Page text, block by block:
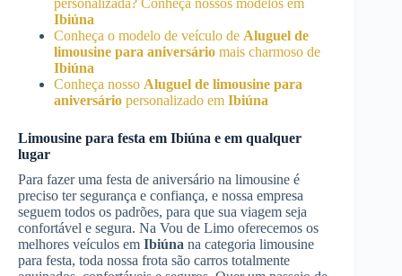
personalizada? Conheça nossos modelos em
Ibiúna
Conheça o modelo de veículo de Aluguel de
limousine para aniversário mais charmoso de
Ibiúna
Conheça nosso Aluguel de limousine para
aniversário personalizado em Ibiúna
Limousine para festa em Ibiúna e em qualquer
lugar
Para fazer uma festa de aniversário na limousine é
preciso ter segurança e confiança, e nossa empresa
seguem todos os padrões, para que sua viagem seja
confortável e segura. Na Vou de Limo oferecemos os
melhores veículos em Ibiúna na categoria limousine
para festa, toda nossa frota são carros totalmente